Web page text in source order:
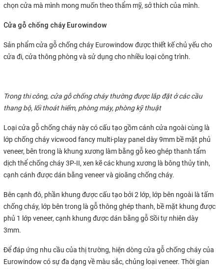
chọn cửa mà mình mong muốn theo thẩm mỹ, sở thích của mình.
Cửa gỗ chống cháy Eurowindow
Sản phẩm cửa gỗ chống cháy Eurowindow được thiết kế chủ yếu cho
cửa đi, cửa thông phòng và sử dụng cho nhiều loại công trình.
Trong thi công, cửa gỗ chống cháy thường được lắp đặt ở các cầu
thang bộ, lối thoát hiểm, phòng máy, phòng kỹ thuật
Loại cửa gỗ chống cháy này có cấu tạo gồm cánh cửa ngoài cùng là
lớp chống cháy vicwood fancy multi-play panel dày 9mm bề mặt phủ
veneer, bên trong là khung xương làm bằng gỗ keo ghép thanh tẩm
dịch thể chống cháy 3P-II, xen kẽ các khung xương là bông thủy tinh,
cạnh cánh được dán bằng veneer và gioăng chống cháy.
Bên cạnh đó, phần khung được cấu tạo bởi 2 lớp, lớp bên ngoài là tấm
chống cháy, lớp bên trong là gỗ thông ghép thanh, bề mặt khung được
phủ 1 lớp veneer, cạnh khung được dán bằng gỗ Sồi tự nhiên dày
3mm.
Để đáp ứng nhu cầu của thị trường, hiện dòng cửa gỗ chống cháy của
Eurowindow có sự đa dạng về màu sắc, chủng loại veneer. Thời gian